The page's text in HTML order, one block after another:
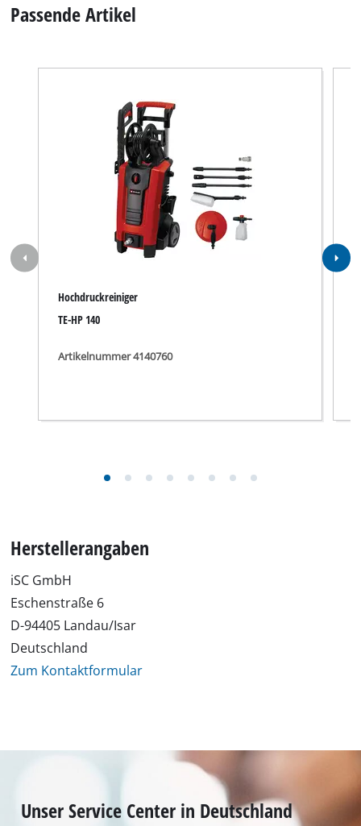
Passende Artikel
Hochdruckreiniger
TE-HP 140
Artikelnummer 4140760
Herstellerangaben
iSC GmbH
Eschenstraße 6
D-94405 Landau/Isar
Deutschland
Zum Kontaktformular
Unser Service Center in Deutschland